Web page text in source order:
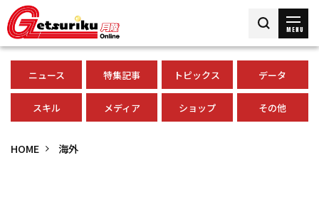
MENU
ニュース 特集記事 トピックス データ
スキル メディア ショップ その他
HOME 海外